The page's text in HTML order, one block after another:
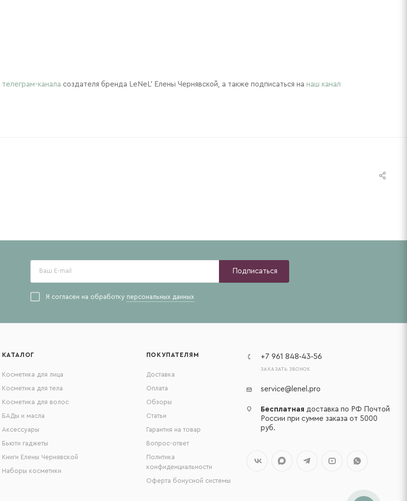
телеграм-канала создателя бренда LeNeL' Елены Чернявской, а также подписаться на наш канал
Подписаться
Я согласен на обработку персональных данных
КАТАЛОГ
Косметика для лица
Косметика для тела
Косметика для волос
БАДы и масла
Аксессуары
Бьюти гаджеты
Книги Елены Чернявской
Наборы косметики
ПОКУПАТЕЛЯМ
Доставка
Оплата
Обзоры
Статьи
Гарантия на товар
Вопрос-ответ
Политика
конфиденциальности
Оферта бонусной системы
+7 961 848‑43‑56
ЗАКАЗАТЬ ЗВОНОК
service@lenel.pro
Бесплатная доставка по РФ Почтой
России при сумме заказа от 5000
руб.